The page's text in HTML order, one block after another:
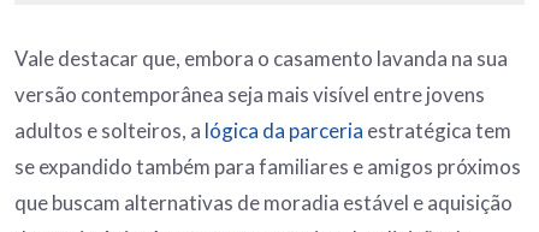
Vale destacar que, embora o casamento lavanda na sua
versão contemporânea seja mais visível entre jovens
adultos e solteiros, a lógica da parceria estratégica tem
se expandido também para familiares e amigos próximos
que buscam alternativas de moradia estável e aquisição